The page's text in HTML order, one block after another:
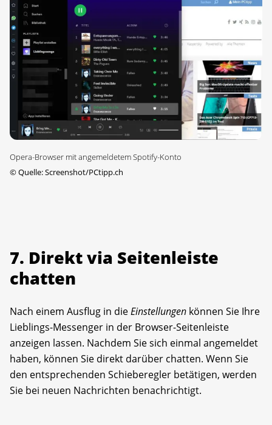
Opera-Browser mit angemeldetem Spotify-Konto
©Quelle: Screenshot/PCtipp.ch
7. Direkt via Seitenleiste
chatten
Nach einem Ausflug in dieEinstellungen können Sie Ihre
Lieblings-Messenger in der Browser-Seitenleiste
anzeigen lassen. Nachdem Sie sich einmal angemeldet
haben, können Sie direkt darüber chatten. Wenn Sie
den entsprechenden Schieberegler betätigen, werden
Sie bei neuen Nachrichten benachrichtigt.